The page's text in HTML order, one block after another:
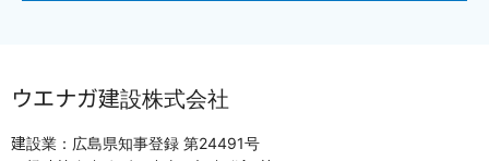
ウエナガ建設株式会社
建設業：広島県知事登録 第24491号